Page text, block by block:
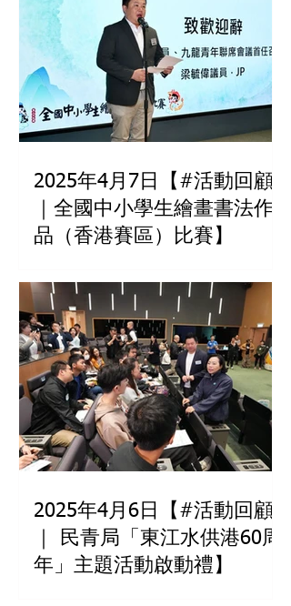
2025年4月7日【#活動回顧
｜全國中小學生繪畫書法作
品（香港賽區）比賽】
2025年4月6日【#活動回顧
｜ 民青局「東江水供港60周
年」主題活動啟動禮】